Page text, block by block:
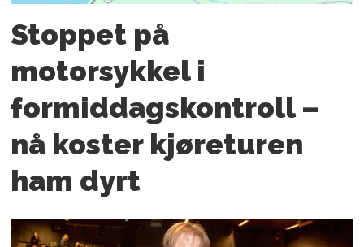
Stoppet på
motorsykkel i
formiddagskontroll –
nå koster kjøreturen
ham dyrt